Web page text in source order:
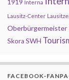
1919 Interna
Lausitz-Center
Oberbürgermeister
Skora SWH
FACEBOOK-